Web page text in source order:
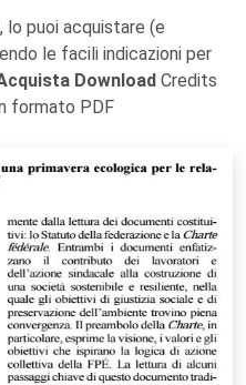
puoi acquistare (e
le facili indicazioni per
Download Credits
formato PDF